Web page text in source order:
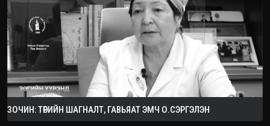
ЗОЧИН: ТӨРИЙН ШАГНАЛТ, ГАВЬЯАТ ЭМЧ О.СЭРГЭЛЭН